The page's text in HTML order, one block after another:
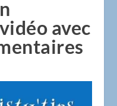
avec